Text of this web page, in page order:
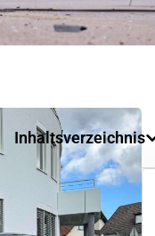
Inhaltsverzeichnis